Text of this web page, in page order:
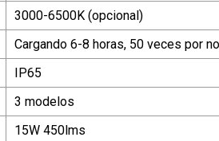
3000-6500K (opcional)
Cargando 6-8 horas, 50 veces por
IP65
3 modelos
15W 450lms